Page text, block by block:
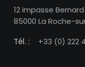
12 impasse
85000 La Roche-
Tél. :
+33 (0) 222